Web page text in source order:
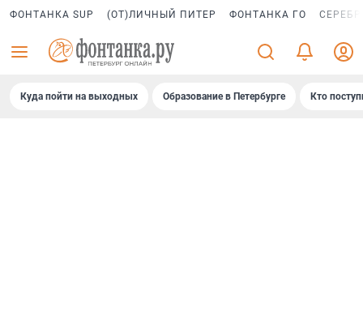
ФОНТАНКА SUP (ОТ)ЛИЧНЫЙ ПИТЕР ФОНТАНКА ГО
Куда пойти на выходных Образование в Петербурге Кто